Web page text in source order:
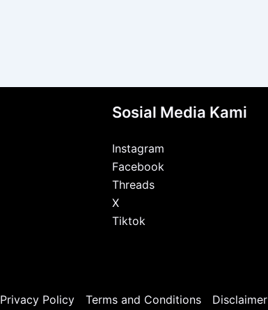
Sosial Media Kami
Instagram
Facebook
Threads
X
Tiktok
Privacy Policy Terms and Conditions Disclaimer